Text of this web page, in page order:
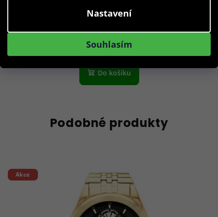
Nastavení
Souhlasím
Skladem
Do košíku
Podobné produkty
Akce